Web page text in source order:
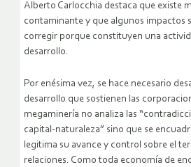
Alberto Carlocchia destaca que existe
contaminante y que algunos impactos
corregir porque constituyen una
desarrollo.
Por enésima vez, se hace necesario
desarrollo que sostienen las
megaminería no analiza las
capital-naturaleza” sino que se
legitima su avance y control sobre el
relaciones. Como toda economía de